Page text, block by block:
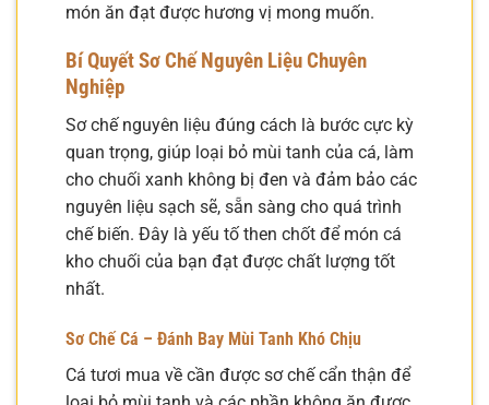
món ăn đạt được hương vị mong muốn.
Bí Quyết Sơ Chế Nguyên Liệu Chuyên
Nghiệp
Sơ chế nguyên liệu đúng cách là bước cực kỳ
quan trọng, giúp loại bỏ mùi tanh của cá, làm
cho chuối xanh không bị đen và đảm bảo các
nguyên liệu sạch sẽ, sẵn sàng cho quá trình
chế biến. Đây là yếu tố then chốt để món cá
kho chuối của bạn đạt được chất lượng tốt
nhất.
Sơ Chế Cá – Đánh Bay Mùi Tanh Khó Chịu
Cá tươi mua về cần được sơ chế cẩn thận để